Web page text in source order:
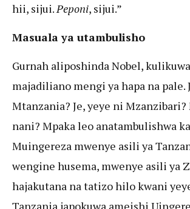
hii, sijui. Peponi, sijui.”
Masuala ya utambulisho
Gurnah aliposhinda Nobel,
majadiliano mengi ya hapa na pale.
Mtanzania? Je, yeye ni
nani? Mpaka leo anatambulishwa
Muingereza mwenye asili ya
wengine husema, mwenye asili ya
hajakutana na tatizo hilo kwani